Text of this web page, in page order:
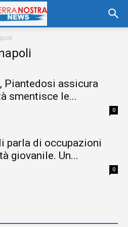
Piantedosi assicura
smentisce le...
0
parla di occupazioni
giovanile. Un...
0